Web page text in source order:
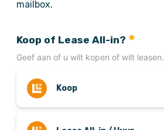
mailbox.
Koop of Lease All-in?
Geef aan of u wilt kopen of wilt leasen.
Koop